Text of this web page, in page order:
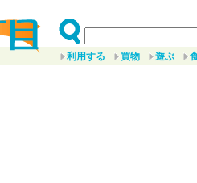
利用する 買物 遊ぶ